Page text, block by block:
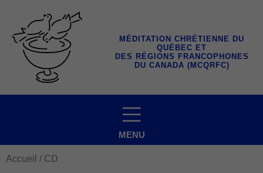
contenu
MÉDITATION CHRÉTIENNE DU
QUÉBEC ET
DES RÉGIONS FRANCOPHONES
DU CANADA (MCQRFC)
MENU
Accueil / CD